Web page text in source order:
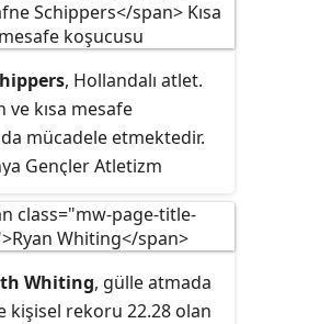
, Hollandalı atlet.
ve kısa mesafe
mücadele etmektedir.
Gençler Atletizm
4x100 metre
Hollanda takımı ile
elde etti. Tallinn'nde
2011 Avrupa Gençler
Whiting, gülle atmada
kişisel rekoru 22.28 olan